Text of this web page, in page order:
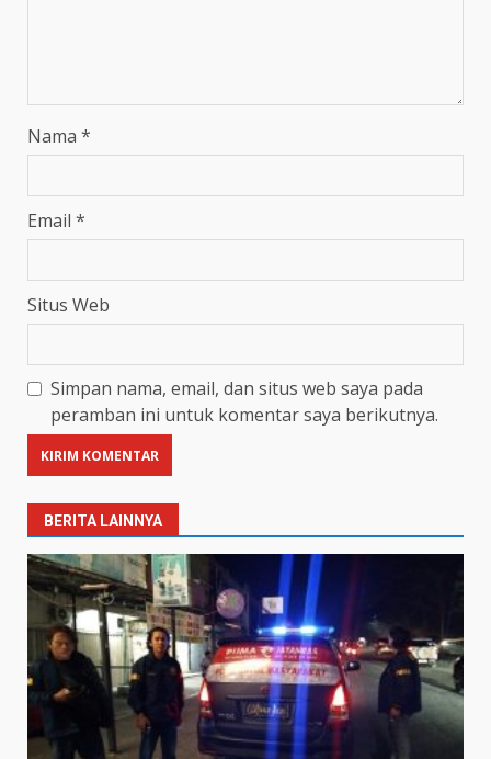
Nama *
Email *
Situs Web
Simpan nama, email, dan situs web saya pada
peramban ini untuk komentar saya berikutnya.
BERITA LAINNYA